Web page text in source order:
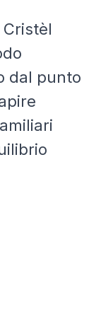
dal punto